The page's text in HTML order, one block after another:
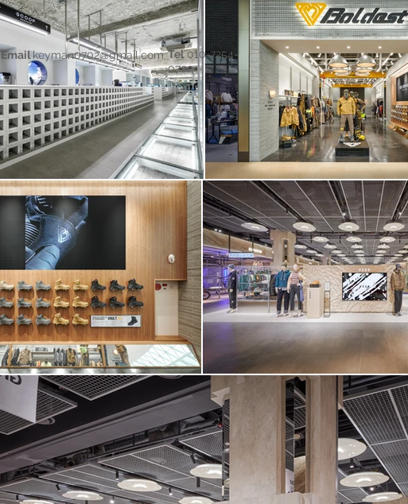
Tel010-7254-
0702
Emailkeyman0702@gmail.com